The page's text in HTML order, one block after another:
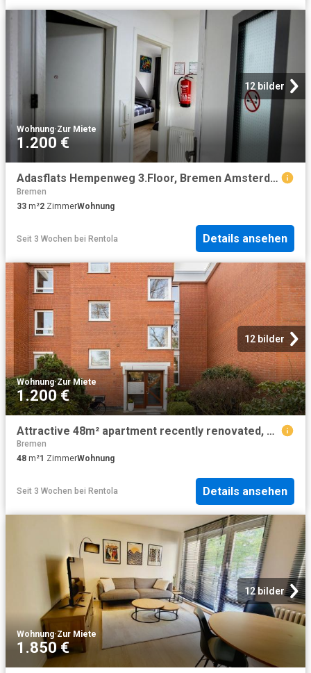
12 bilder
Wohnung·Zur Miete
1.200 €
Adasflats Hempenweg 3.Floor, Bremen Amsterdam Apartments for Rent
Bremen
33 m²2 ZimmerWohnung
Seit 3 Wochen bei Rentola Details ansehen
12 bilder
Wohnung·Zur Miete
1.200 €
Attractive 48m² apartment recently renovated, modern furnished and lovingly decorated Bremen Amsterdam Apartments for Rent
Bremen
48 m²1 ZimmerWohnung
Seit 3 Wochen bei Rentola Details ansehen
12 bilder
Wohnung·Zur Miete
1.850 €